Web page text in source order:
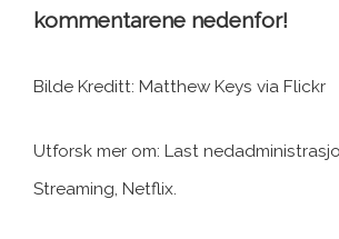
kommentarene nedenfor!
Bilde Kreditt: Matthew Keys via Flickr
Utforsk mer om: Last
Streaming, Netflix.